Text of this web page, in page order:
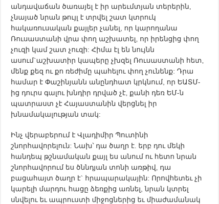
անդավաճան ծառայել է իր արեւմտյան տերերին,
չնայած նրան թույլ է տրվել շատ կտրուկ
հակառուսական քայլեր չանել, որ կարողանա
Ռուսաստանի վրա փող աշխատել, որ իրենցից փող
չուզի կամ շատ չուզի: Հիմա էլ են նույնն
ասում`աշխատիր կապերը չխզել Ռուսաստանի հետ,
մենք քեզ ու քո ռեժիմը պահելու փող չունենք: Դրա
համար է Փաշինյանն անընդհատ կրկնում, որ ԵԱՏՄ-
ից դուրս գալու խնդիր դրված չէ, քանի դեռ ԵՄ-ն
պատրաստ չէ Հայաստանին վերցնել իր
խնամակալության տակ:
Ինչ վերաբերում է Վլադիմիր Պուտինի
շնորհավորելուն: Նախ՝ դա ծաղր է. երբ դու մեկի
հանդեպ թշնամական քայլ ես անում ու հետո նրան
շնորհավորում ես ծննդյան տոնի առթիվ, դա
բացահայտ ծաղր է` հրապարակային: Որովհետեւ չի
կարելի մարդու հացը ձեռքից առնել, նրան կտրել
սնվելու եւ ապրուստի միջոցներից եւ միաժամանակ